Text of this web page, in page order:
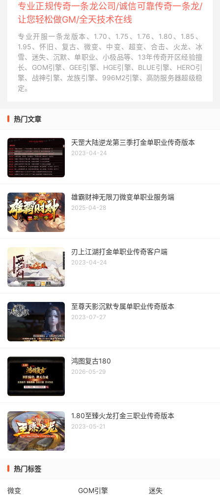
专业正规传奇一条龙公司/诚信可靠传奇一条龙/
让您轻松做GM/全天技术在线
专业开服一条龙版本、1.70、1.75、1.76、1.80、1.85、
1.95、怀旧、复古、微变、中变、超变、合击、火龙、冰
雪、迷失、沉默、单职业、小极品等、13年传奇开区经验擅
长、GOM引擎、GEE引擎、HGE引擎、BLUE引擎、HERO引
擎、战神引擎、龙族引擎、996M2引擎、高防服务器超级稳
定。
热门文章
天罡大陆逆龙第三季打金单职业传奇版本
2023-04-24
雄霸财神无限刀微变单职业服务端
2025-04-28
刃上江湖打金单职业传奇客户端
2023-04-24
至尊天影沉默专属单职业传奇版本
2023-07-27
鸿图复古180
2026-05-29
1.80至臻火龙打金三职业传奇版本
2023-05-21
热门标签
微变 GOM引擎
迷失